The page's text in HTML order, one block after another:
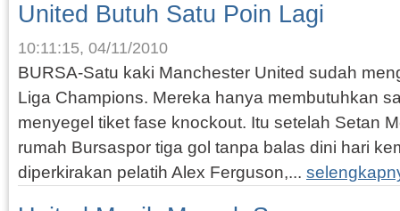
United Butuh Satu Poin Lagi
10:11:15, 04/11/2010
BURSA-Satu kaki Manchester United sudah
Liga Champions. Mereka hanya membutuhkan
menyegel tiket fase knockout. Itu setelah Setan
rumah Bursaspor tiga gol tanpa balas dini hari
diperkirakan pelatih Alex Ferguson,...